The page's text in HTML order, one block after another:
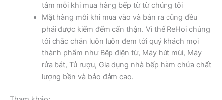
tâm mỗi khi mua hàng bếp từ từ chúng tôi
Mặt hàng mỗi khi mua vào và bán ra cũng đều
phải được kiểm đếm cẩn thận. Vì thế ReHoi chúng
tôi chắc chắn luôn luôn đem tới quý khách mọi
thành phẩm như Bếp điện từ, Máy hút mùi, Máy
rửa bát, Tủ rượu, Gia dụng nhà bếp hàm chứa chất
lượng bền và bảo đảm cao.